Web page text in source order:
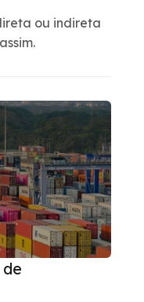
ou indireta